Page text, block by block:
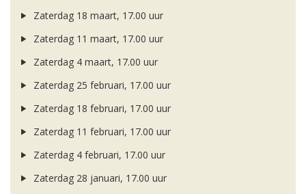
Zaterdag 18 maart, 17.00 uur
Zaterdag 11 maart, 17.00 uur
Zaterdag 4 maart, 17.00 uur
Zaterdag 25 februari, 17.00 uur
Zaterdag 18 februari, 17.00 uur
Zaterdag 11 februari, 17.00 uur
Zaterdag 4 februari, 17.00 uur
Zaterdag 28 januari, 17.00 uur